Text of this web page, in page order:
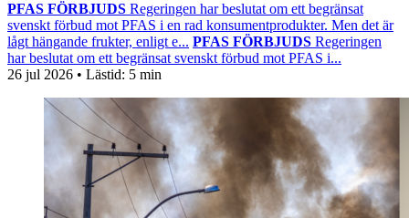
PFAS FÖRBJUDS Regeringen har beslutat om ett begränsat
svenskt förbud mot PFAS i en rad konsumentprodukter. Men det är
lågt hängande frukter, enligt e... PFAS FÖRBJUDS Regeringen
har beslutat om ett begränsat svenskt förbud mot PFAS i...
26 jul 2026 • Lästid: 5 min